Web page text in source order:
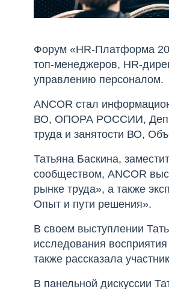
Форум «HR-Платформа
топ-менеджеров, HR-
управлению персоналом.
ANCOR стал
ВО, ОПОРА РОССИИ,
труда и занятости ВО,
Татьяна Баскина,
сообществом, ANCOR
рынке труда», а также
Опыт и пути решения».
В своем выступлении
исследования
также рассказала
В панельной дискуссии